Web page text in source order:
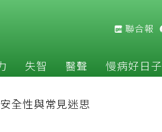
聯合報
失智 醫聲 慢病好日子
全性與常見迷思